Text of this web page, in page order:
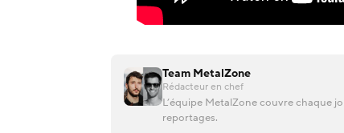
Team MetalZone
Rédacteur en chef
L’équipe MetalZone couvre chaque
reportages.